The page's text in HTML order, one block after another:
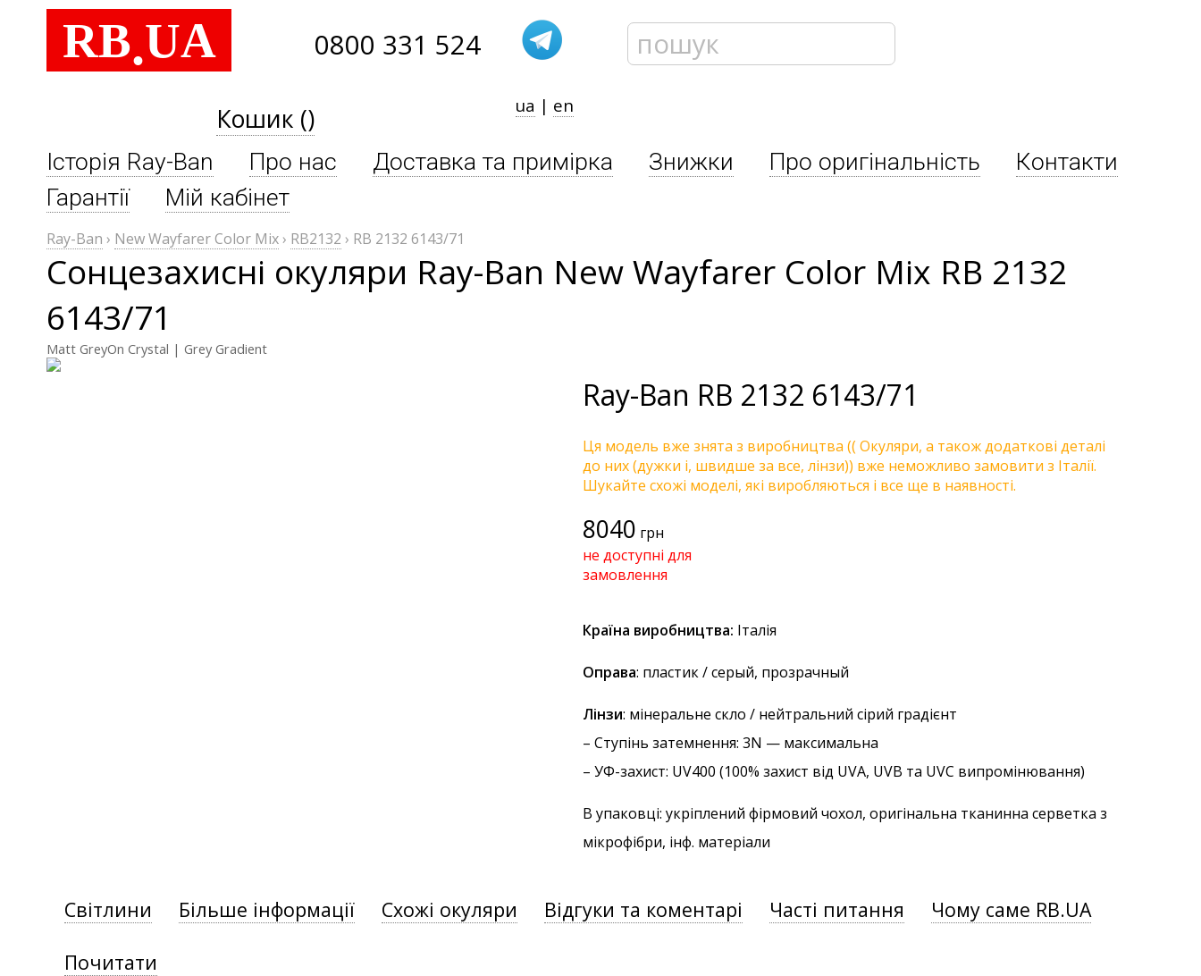
RB.UA 0800 331 524
Кошик () ua | en
Історія Ray-Ban Про нас Доставка та примірка Знижки Про оригінальність
Контакти
Гарантії
Мій кабінет
Ray-Ban › New Wayfarer Color Mix› RB2132 › RB 2132 6143/71
Сонцезахисні окуляри Ray-Ban New Wayfarer Color Mix RB 2132
6143/71
Matt GreyOn Crystal | Grey Gradient
Ray-Ban RB 2132 6143/71
Ця модель вже знята з виробництва (( Окуляри, а також додаткові деталі
до них (дужки і, швидше за все, лінзи)) вже неможливо замовити з Італії.
Шукайте схожі моделі, які виробляються і все ще в наявності.
8040 грн
не доступні для
замовлення
Країна виробництва: Італія
Оправа: пластик / серый, прозрачный
Лінзи: мінеральне скло / нейтральний сірий градієнт
– Ступінь затемнення: 3N — максимальна
– УФ-захист: UV400 (100% захист від UVA, UVB та UVC випромінювання)
В упаковці: укріплений фірмовий чохол, оригінальна тканинна серветка з
мікрофібри, інф. матеріали
Світлини Більше інформації Схожі окуляри Відгуки та коментарі Часті питання Чому саме RB.UA
Почитати